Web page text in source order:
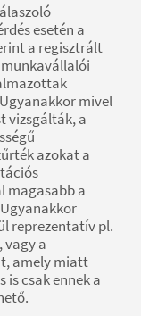
esetén a
a regisztrált
mivel
vizsgálták, a
azokat a
magasabb a
reprezentatív pl.
vagy a
amely miatt
csak ennek a